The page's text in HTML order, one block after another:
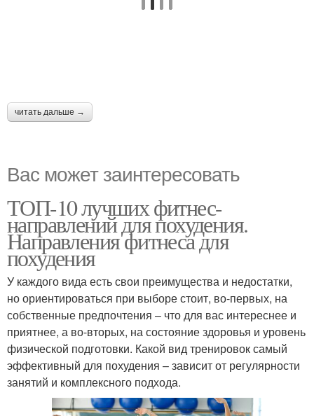
читать дальше →
Вас может заинтересовать
ТОП-10 лучших фитнес-
направлений для похудения.
Направления фитнеса для
похудения
У каждого вида есть свои преимущества и недостатки,
но ориентироваться при выборе стоит, во-первых, на
собственные предпочтения – что для вас интереснее и
приятнее, а во-вторых, на состояние здоровья и уровень
физической подготовки. Какой вид тренировок самый
эффективный для похудения – зависит от регулярности
занятий и комплексного подхода.